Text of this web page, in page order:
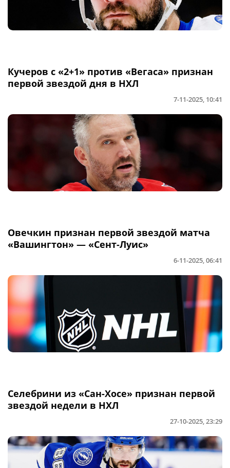
Кучеров с «2+1» против «Вегаса» признан
первой звездой дня в НХЛ
7-11-2025, 10:41
Овечкин признан первой звездой матча
«Вашингтон» — «Сент-Луис»
6-11-2025, 06:41
Селебрини из «Сан-Хосе» признан первой
звездой недели в НХЛ
27-10-2025, 23:29